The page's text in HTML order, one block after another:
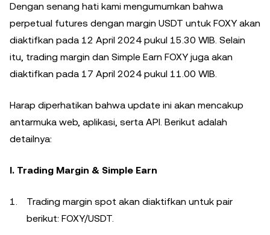
Dengan senang hati kami mengumumkan bahwa
perpetual futures dengan margin USDT untuk FOXY akan
diaktifkan pada 12 April 2024 pukul 15.30 WIB. Selain
itu, trading margin dan Simple Earn FOXY juga akan
diaktifkan pada 17 April 2024 pukul 11.00 WIB.
Harap diperhatikan bahwa update ini akan mencakup
antarmuka web, aplikasi, serta API. Berikut adalah
detailnya:
I. Trading Margin & Simple Earn
Trading margin spot akan diaktifkan untuk pair
berikut: FOXY/USDT.